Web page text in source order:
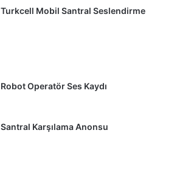
Turkcell Mobil Santral Seslendirme
Robot Operatör Ses Kaydı
Santral Karşılama Anonsu